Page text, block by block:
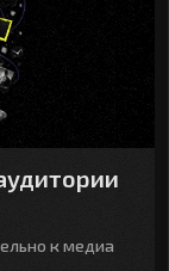
к медиа